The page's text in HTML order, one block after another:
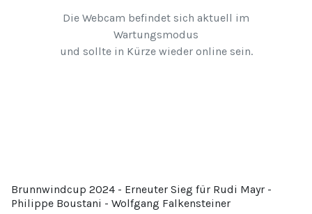
Die Webcam befindet sich aktuell im
Wartungsmodus
und sollte in Kürze wieder online sein.
Brunnwindcup 2024 - Erneuter Sieg für Rudi Mayr -
Philippe Boustani - Wolfgang Falkensteiner